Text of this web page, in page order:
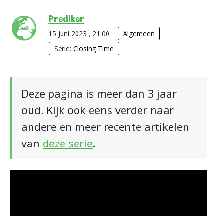
Prediker
15 juni 2023 , 21:00
Algemeen
Serie:Closing Time
Deze pagina is meer dan 3 jaar
oud. Kijk ook eens verder naar
andere en meer recente artikelen
van deze serie.